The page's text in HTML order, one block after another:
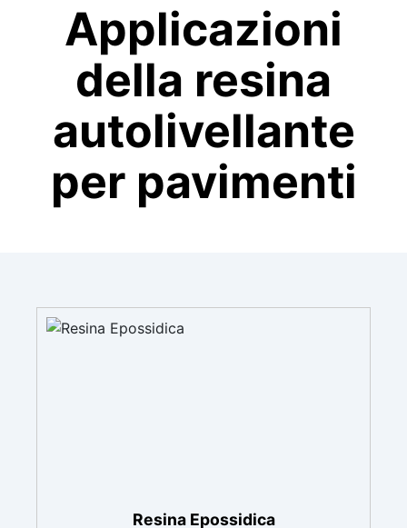
Applicazioni
della resina
autolivellante
per pavimenti
Resina Epossidica